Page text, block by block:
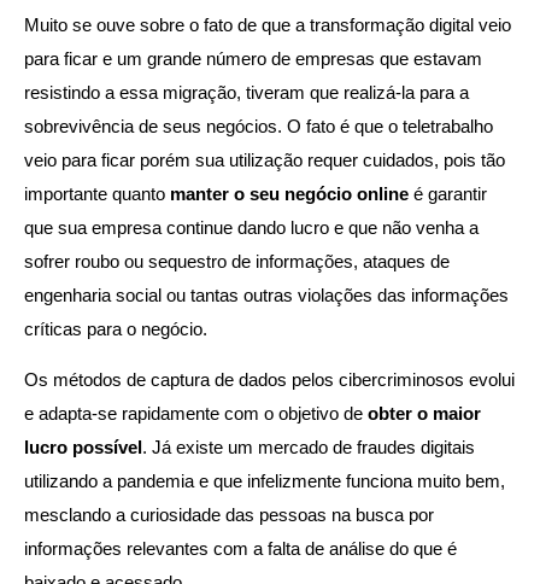
Muito se ouve sobre o fato de que a transformação digital veio
para ficar e um grande número de empresas que estavam
resistindo a essa migração, tiveram que realizá-la para a
sobrevivência de seus negócios. O fato é que o teletrabalho
veio para ficar porém sua utilização requer cuidados, pois tão
importante quanto manter o seu negócio online é garantir
que sua empresa continue dando lucro e que não venha a
sofrer roubo ou sequestro de informações, ataques de
engenharia social ou tantas outras violações das informações
críticas para o negócio.
Os métodos de captura de dados pelos cibercriminosos evolui
e adapta-se rapidamente com o objetivo de obter o maior
lucro possível. Já existe um mercado de fraudes digitais
utilizando a pandemia e que infelizmente funciona muito bem,
mesclando a curiosidade das pessoas na busca por
informações relevantes com a falta de análise do que é